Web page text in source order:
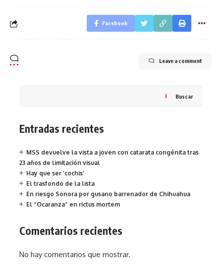
Facebook
Leave a comment
Buscar
Entradas recientes
MSS devuelve la vista a joven con catarata congénita tras
23 años de limitación visual
Hay que ser ‘cochis’
El trasfondo de la lista
En riesgo Sonora por gusano barrenador de Chihuahua
El “Ocaranza” en rictus mortem
Comentarios recientes
No hay comentarios que mostrar.